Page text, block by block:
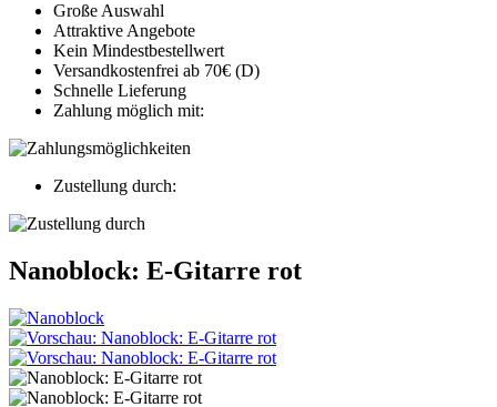
Große Auswahl
Attraktive Angebote
Kein Mindestbestellwert
Versandkostenfrei ab 70€ (D)
Schnelle Lieferung
Zahlung möglich mit:
Zustellung durch:
Nanoblock: E-Gitarre rot